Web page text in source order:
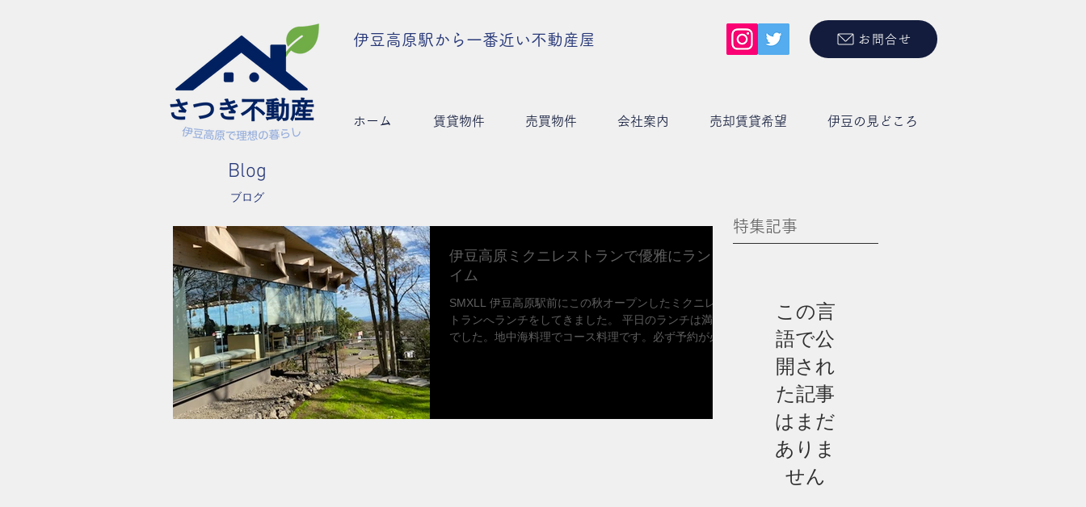
伊豆高原駅から一番近い不動産屋 お問合せ
ホーム 賃貸物件 売買物件 会社案内 売却賃貸希望 伊豆の見どころ
Blog
ブログ
伊豆高原ミクニレストランで優雅にランタ
イム
​​SMXLL 伊豆高原駅前にこの秋オープンしたミクニレス
トランへランチをしてきました。 平日のランチは満席
でした。地中海料理でコース料理です。必ず予約が必要
特集記事
この言
語で公
開され
た記事
はまだ
ありま
せん